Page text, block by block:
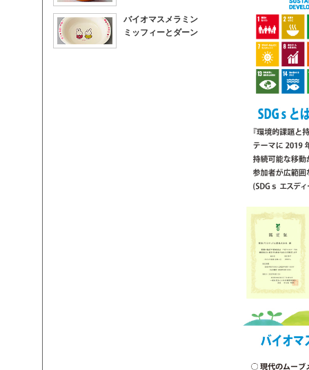
バイオマスメラミン
ミッフィーとダーン